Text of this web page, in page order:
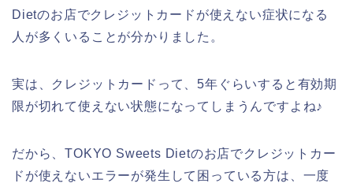
Dietのお店でクレジットカードが使えない症状になる
人が多くいることが分かりました。
実は、クレジットカードって、5年ぐらいすると有効期
限が切れて使えない状態になってしまうんですよね♪
だから、TOKYO Sweets Dietのお店でクレジットカー
ドが使えないエラーが発生して困っている方は、一度